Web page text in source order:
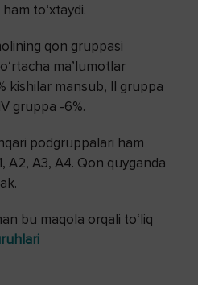
to‘xtaydi.
qon gruppasi
ma’lumotlar
kishilar mansub, II gruppa
gruppa -6%.
podgruppalari ham
A2, A3, A4. Qon quyganda
bu maqola orqali to‘liq